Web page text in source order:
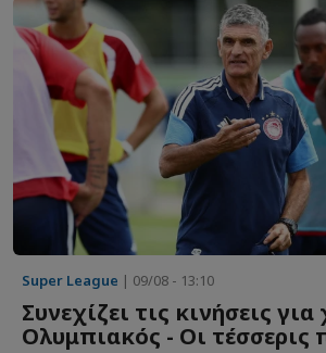
Super League | 09/08 - 13:10
Συνεχίζει τις κινήσεις
Ολυμπιακός - Οι τέσσερις